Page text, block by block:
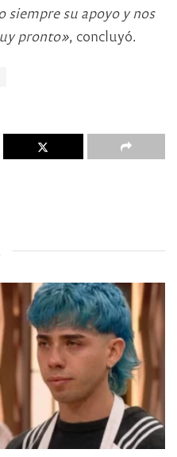
siempre su apoyo y nos
pronto», concluyó.